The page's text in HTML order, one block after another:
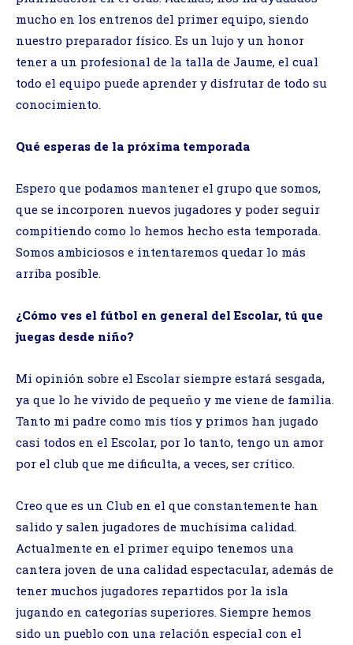
mucho en los entrenos del primer equipo, siendo
nuestro preparador físico. Es un lujo y un honor
tener a un profesional de la talla de Jaume, el cual
todo el equipo puede aprender y disfrutar de todo su
conocimiento.
Qué esperas de la próxima temporada
Espero que podamos mantener el grupo que somos,
que se incorporen nuevos jugadores y poder seguir
compitiendo como lo hemos hecho esta temporada.
Somos ambiciosos e intentaremos quedar lo más
arriba posible.
¿Cómo ves el fútbol en general del Escolar, tú que
juegas desde niño?
Mi opinión sobre el Escolar siempre estará sesgada,
ya que lo he vivido de pequeño y me viene de familia.
Tanto mi padre como mis tíos y primos han jugado
casi todos en el Escolar, por lo tanto, tengo un amor
por el club que me dificulta, a veces, ser crítico.
Creo que es un Club en el que constantemente han
salido y salen jugadores de muchísima calidad.
Actualmente en el primer equipo tenemos una
cantera joven de una calidad espectacular, además de
tener muchos jugadores repartidos por la isla
jugando en categorías superiores. Siempre hemos
sido un pueblo con una relación especial con el